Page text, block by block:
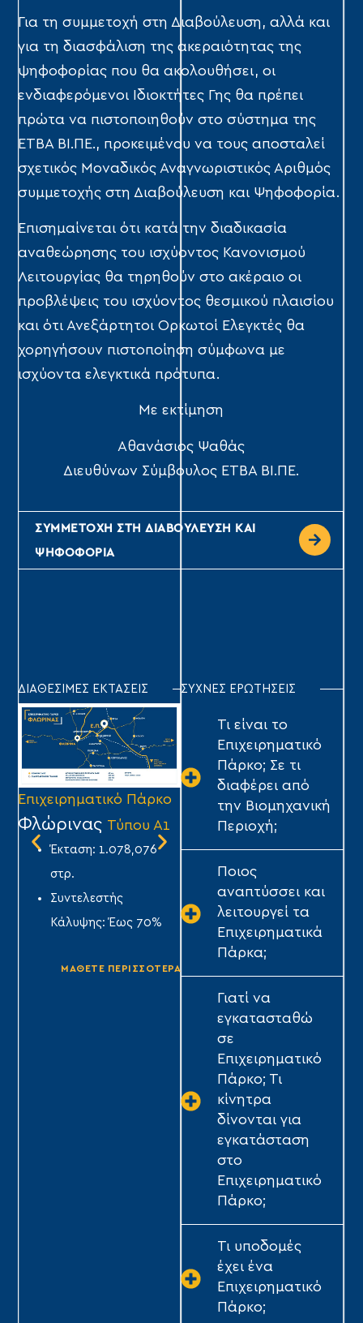
Για τη συμμετοχή στη Διαβούλευση, αλλά και
για τη διασφάλιση της ακεραιότητας της
ψηφοφορίας που θα ακολουθήσει, οι
ενδιαφερόμενοι Ιδιοκτήτες Γης θα πρέπει
πρώτα να πιστοποιηθούν στο σύστημα της
ΕΤΒΑ ΒΙ.ΠΕ., προκειμένου να τους αποσταλεί
σχετικός Μοναδικός Αναγνωριστικός Αριθμός
συμμετοχής στη Διαβούλευση και Ψηφοφορία.
Επισημαίνεται ότι κατά την διαδικασία
αναθεώρησης του ισχύοντος Κανονισμού
Λειτουργίας θα τηρηθούν στο ακέραιο οι
προβλέψεις του ισχύοντος θεσμικού πλαισίου
και ότι Ανεξάρτητοι Ορκωτοί Ελεγκτές θα
χορηγήσουν πιστοποίηση σύμφωνα με
ισχύοντα ελεγκτικά πρότυπα.
Με εκτίμηση
Αθανάσιος Ψαθάς
Διευθύνων Σύμβουλος ΕΤΒΑ ΒΙ.ΠΕ.
ΣΥΜΜΕΤΟΧΗ ΣΤΗ ΔΙΑΒΟΥΛΕΥΣΗ ΚΑΙ
ΨΗΦΟΦΟΡΙΑ
ΔΙΑΘΕΣΙΜΕΣ ΕΚΤΑΣΕΙΣ
Επιχειρηματικό Πάρκο
Φλώρινας Τύπου Α1
Έκταση: 1.078,076
στρ.
Συντελεστής
Κάλυψης: Έως 70%
ΜΑΘΕΤΕ ΠΕΡΙΣΣΟΤΕΡΑ
Επιχειρηματικό Πάρκο
ΤρίποληςΤύπου Α1
Έκταση: 1.640,282
στρ.
Συντελεστής
Κάλυψης: Έως 70%
ΣΥΧΝΕΣ ΕΡΩΤΗΣΕΙΣ
Τι είναι το
Επιχειρηματικό
Πάρκο; Σε τι
διαφέρει από
την Βιομηχανική
Περιοχή;
Ποιος
αναπτύσσει και
λειτουργεί τα
Επιχειρηματικά
Πάρκα;
Γιατί να
εγκατασταθώ
σε
Επιχειρηματικό
Πάρκο; Τι
κίνητρα
δίνονται για
εγκατάσταση
στο
Επιχειρηματικό
Πάρκο;
Τι υποδομές
έχει ένα
Επιχειρηματικό
Πάρκο;